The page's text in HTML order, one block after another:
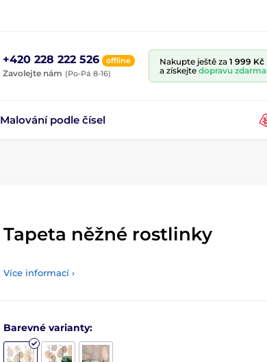
+420 228 222 526 offline
Zavolejte nám (Po-Pá 8-16)
Nakupte ještě za 1 999 Kč
a získejte dopravu zdarma
Malování podle čísel
Tapeta něžné rostlinky
Více informací ›
Barevné varianty: